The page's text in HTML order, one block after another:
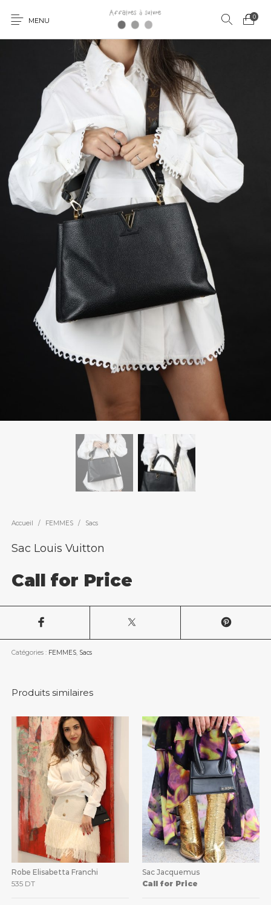
MENU 0
Accueil / FEMMES / Sacs
Sac Louis Vuitton
Call for Price
Catégories : FEMMES, Sacs
Produits similaires
Robe Elisabetta Franchi
535 DT
Sac Jacquemus
Call for Price